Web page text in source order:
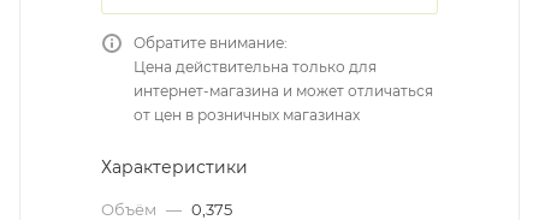
Обратите внимание:
Цена действительна только для
интернет-магазина и может отличаться
от цен в розничных магазинах
Характеристики
Объём — 0,375